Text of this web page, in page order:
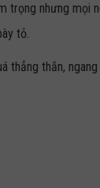
trọng nhưng mọi
tỏ.
thẳng thắn,